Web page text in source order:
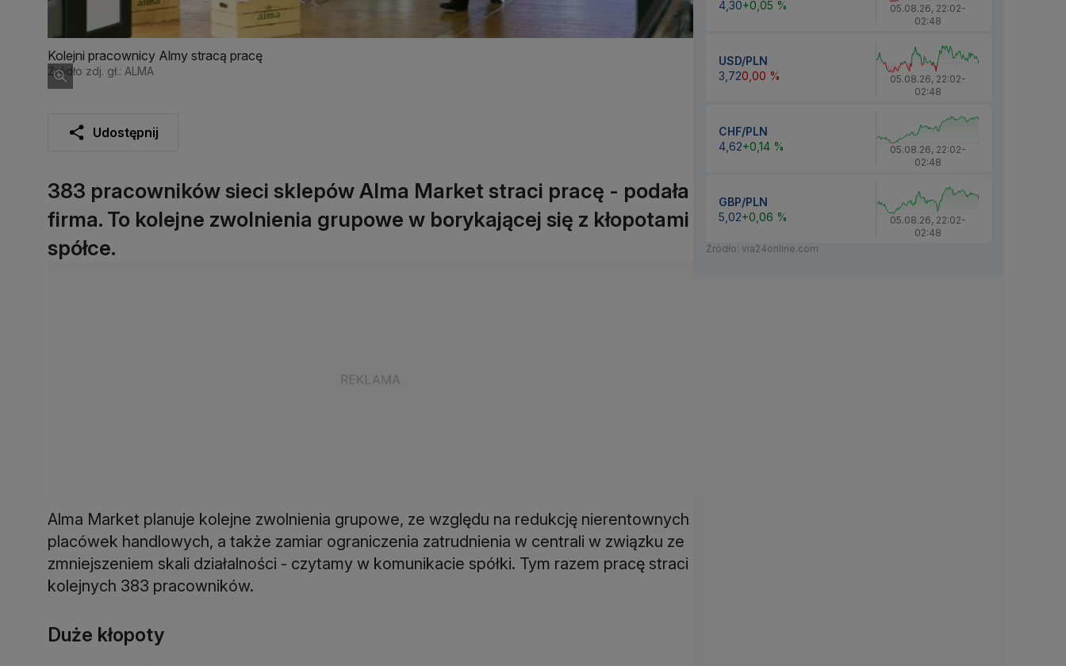
Kolejni pracownicy Almy stracą pracę
Źródło zdj. gł.: ALMA
Udostępnij
383 pracowników sieci sklepów Alma Market straci pracę - podała
firma. To kolejne zwolnienia grupowe w borykającej się z kłopotami
spółce.
Alma Market planuje kolejne zwolnienia grupowe, ze względu na redukcję nierentownych
placówek handlowych, a także zamiar ograniczenia zatrudnienia w centrali w związku ze
zmniejszeniem skali działalności - czytamy w komunikacie spółki. Tym razem pracę straci
kolejnych 383 pracowników.
Duże kłopoty
4,30+0,05 % 05.08.26, 22:02-
02:48
USD/PLN
3,720,00 % 05.08.26, 22:02-
02:48
CHF/PLN
4,62+0,14 % 05.08.26, 22:02-
02:48
GBP/PLN
5,02+0,06 % 05.08.26, 22:02-
02:48
Źródło: via24online.com